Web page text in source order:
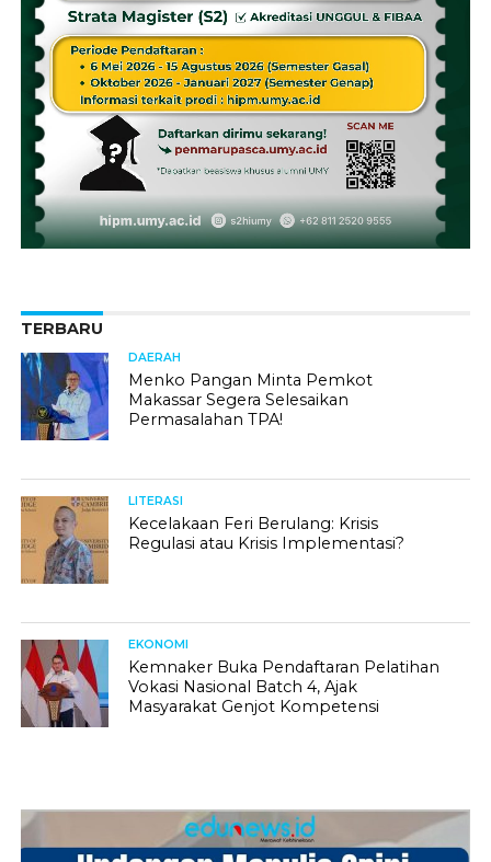
TERBARU
DAERAH
Menko Pangan Minta Pemkot
Makassar Segera Selesaikan
Permasalahan TPA!
LITERASI
Kecelakaan Feri Berulang: Krisis
Regulasi atau Krisis Implementasi?
EKONOMI
Kemnaker Buka Pendaftaran Pelatihan
Vokasi Nasional Batch 4, Ajak
Masyarakat Genjot Kompetensi